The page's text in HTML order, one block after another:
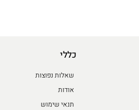
כללי
שאלות נפוצות
אודות
תנאי שימוש